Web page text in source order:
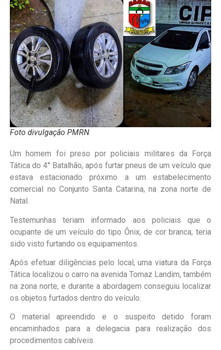
Foto divulgação PMRN
Um homem foi preso por policiais militares da Força
Tática do 4° Batalhão, após furtar pneus de um veículo que
estava estacionado próximo a um estabelecimento
comercial no Conjunto Santa Catarina, na zona norte de
Natal.
Testemunhas teriam informado aos policiais que o
ocupante de um veículo do tipo Ônix, de cor branca, teria
sido visto furtando os equipamentos.
Após efetuar diligências pelo local, uma viatura da Força
Tática localizou o carro na avenida Tomaz Landim, também
na zona norte, e durante a abordagem conseguiu localizar
os objetos furtados dentro do veículo.
O material apreendido e o suspeito detido foram
encaminhados para a delegacia para realização dos
procedimentos cabíveis.